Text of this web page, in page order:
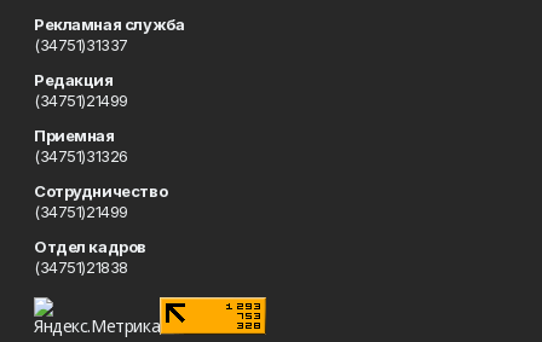
Рекламная служба
(34751)31337
Редакция
(34751)21499
Приемная
(34751)31326
Сотрудничество
(34751)21499
Отдел кадров
(34751)21838